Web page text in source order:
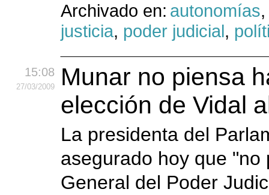
Archivado en: autonomías
justicia, poder judicial,
15:08
27/03/2009
Munar no piensa
elección de Vidal
La presidenta del
asegurado hoy que
General del Poder